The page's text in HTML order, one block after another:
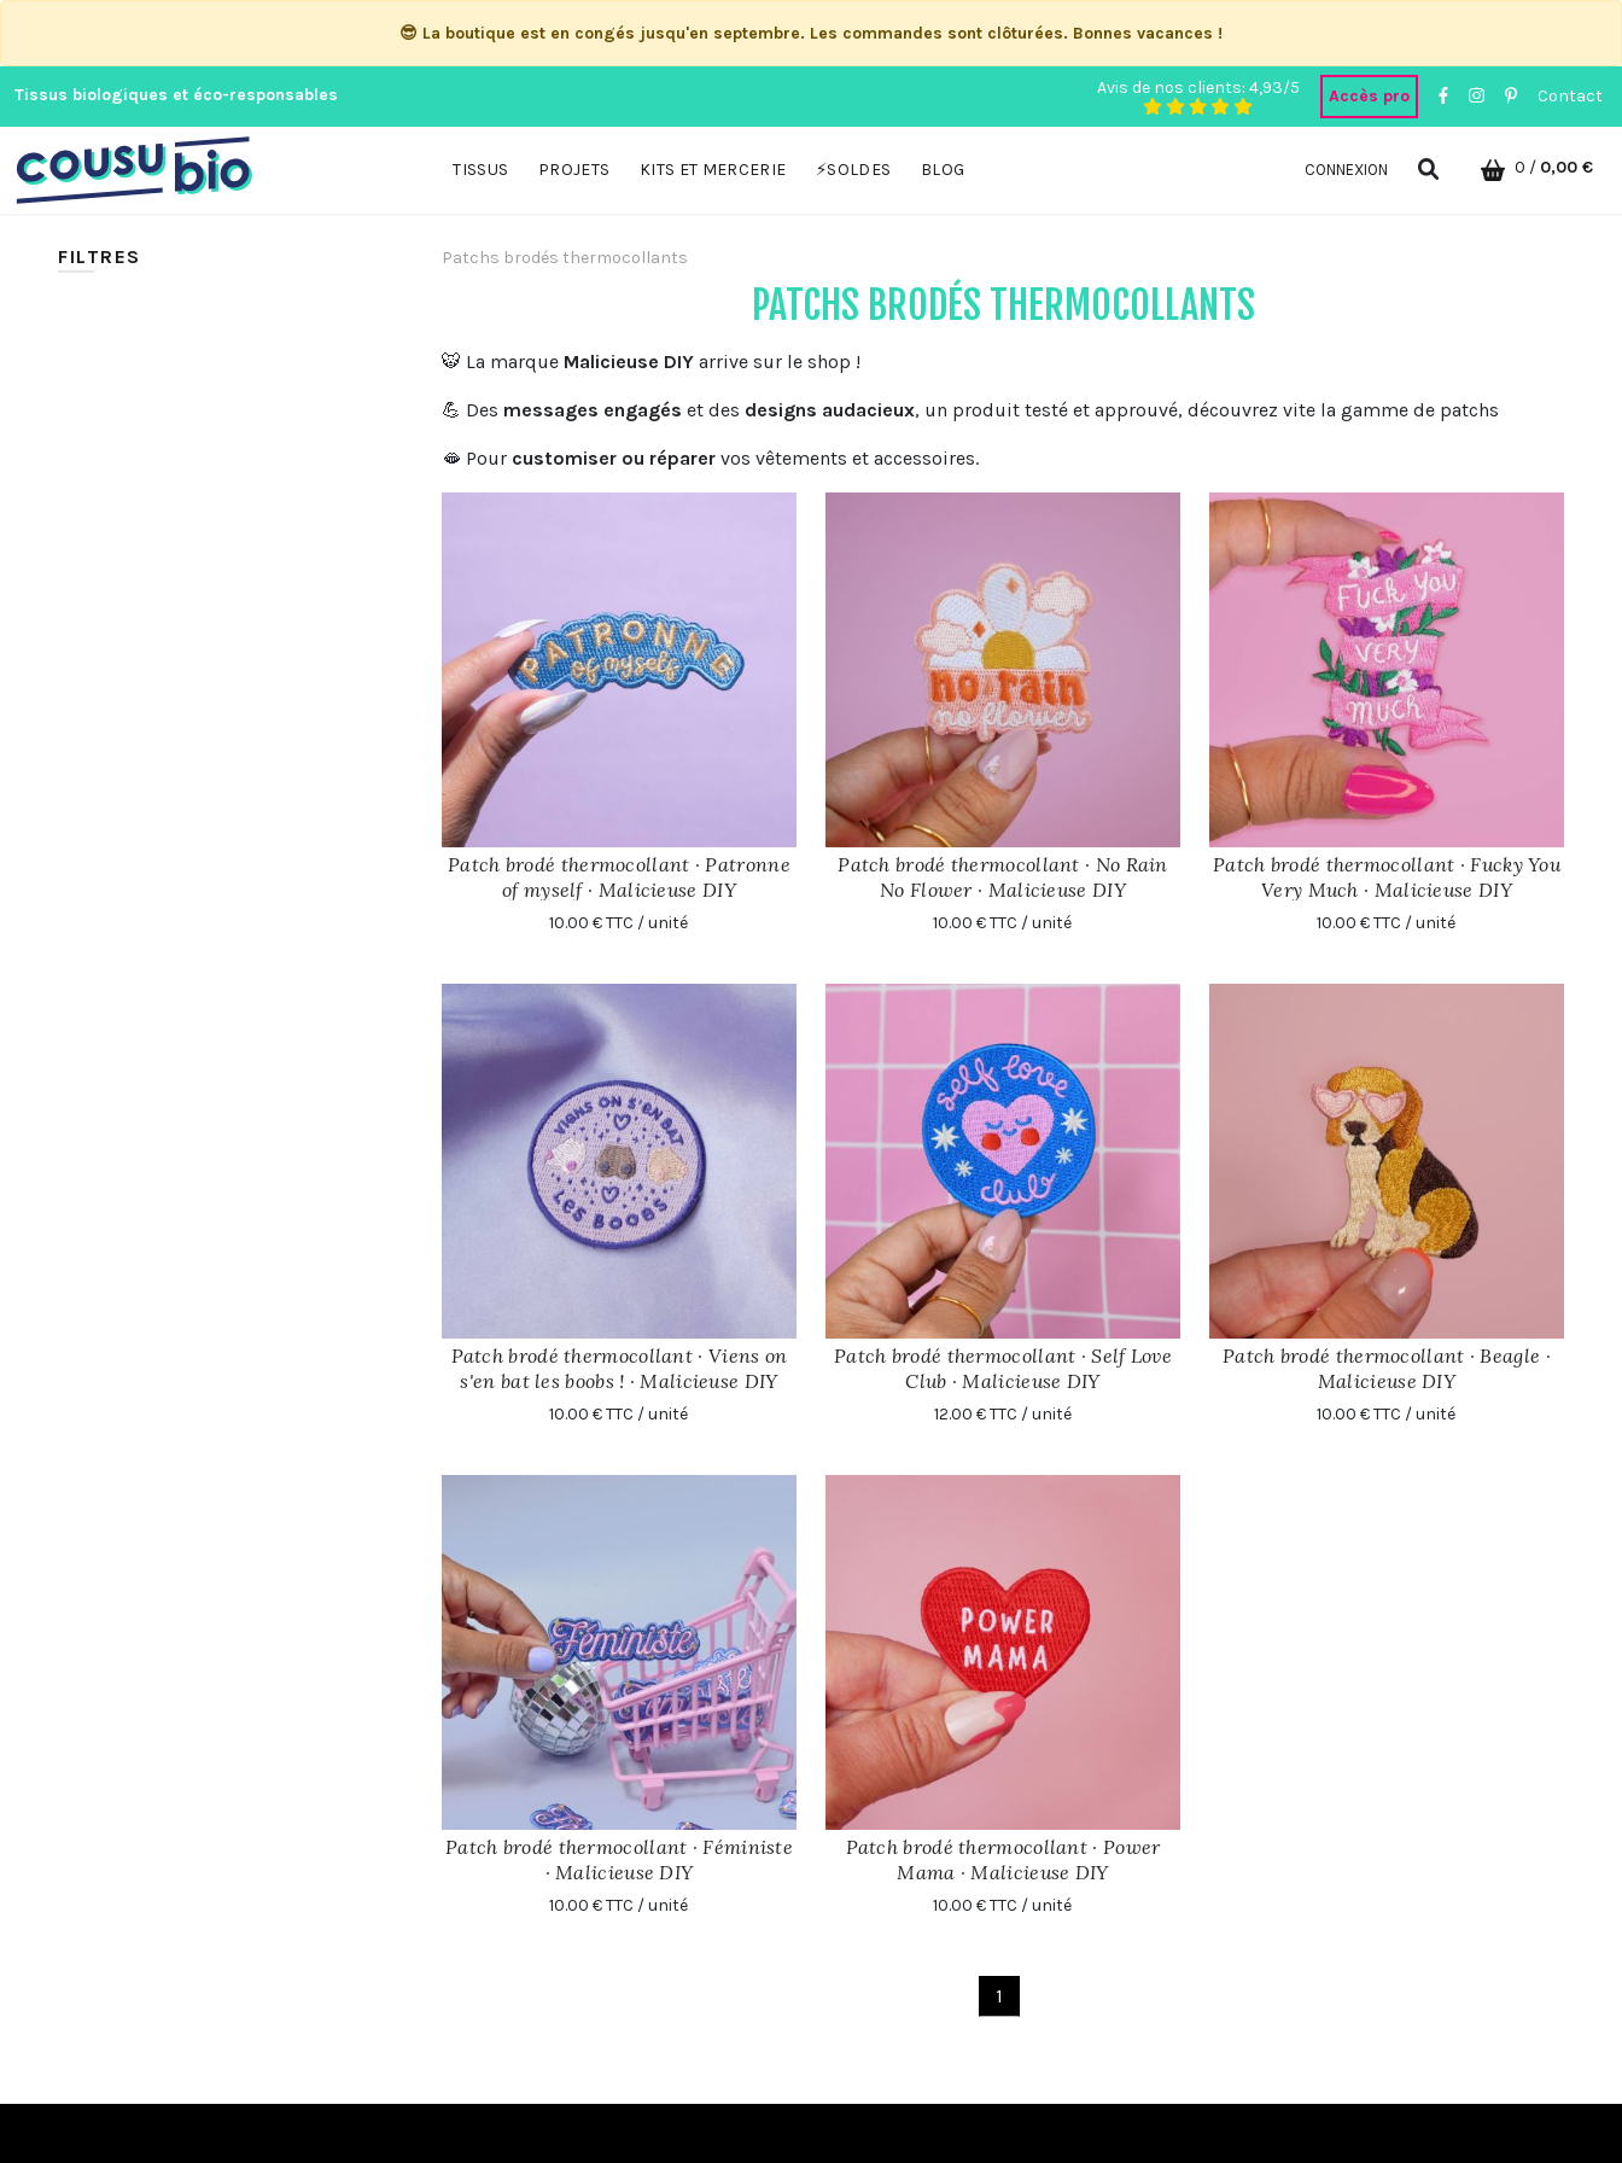
😎 La boutique est en congés jusqu'en septembre. Les commandes sont clôturées. Bonnes vacances !
Tissus biologiques et éco-responsables Avis de nos clients: 4,93/5 Accès pro Contact
TISSUS PROJETS KITS ET MERCERIE ⚡SOLDES BLOG CONNEXION 0 / 0,00 €
FILTRES Patchs brodés thermocollants
PATCHS BRODÉS THERMOCOLLANTS
🐯 La marque Malicieuse DIY arrive sur le shop !
💪 Des messages engagés et des designs audacieux, un produit testé et approuvé, découvrez vite la gamme de patchs
🫦 Pour customiser ou réparer vos vêtements et accessoires.
AJOUTER
Patch brodé thermocollant · Patronne
of myself · Malicieuse DIY
10.00 € TTC / unité
AJOUTER
Patch brodé thermocollant · No Rain
No Flower · Malicieuse DIY
10.00 € TTC / unité
AJOUTER
Patch brodé thermocollant · Fucky You
Very Much · Malicieuse DIY
10.00 € TTC / unité
AJOUTER
Patch brodé thermocollant · Viens on
s'en bat les boobs ! · Malicieuse DIY
10.00 € TTC / unité
AJOUTER
Patch brodé thermocollant · Self Love
Club · Malicieuse DIY
12.00 € TTC / unité
AJOUTER
Patch brodé thermocollant · Beagle ·
Malicieuse DIY
10.00 € TTC / unité
AJOUTER
Patch brodé thermocollant · Féministe
· Malicieuse DIY
10.00 € TTC / unité
AJOUTER
Patch brodé thermocollant · Power
Mama · Malicieuse DIY
10.00 € TTC / unité
1